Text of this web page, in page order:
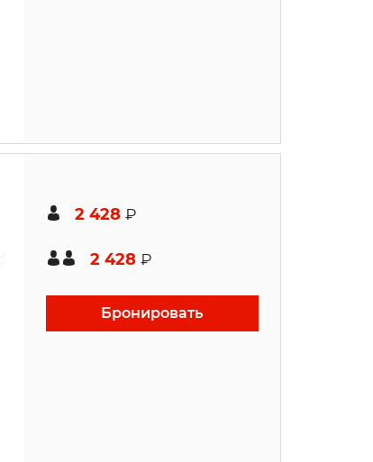
2 428 ₽
2 428 ₽
Бронировать